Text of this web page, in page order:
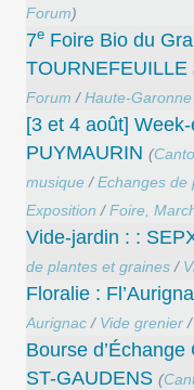
Forum)
7e Foire Bio du
TOURNEFEUILLE
Forum /Haute-Garonne
[3 et 4 août]
PUYMAURIN (
musique /Echanges de
Exposition /Foire,
Vide-jardin : :
de plantes et graines /
Floralie :
Aurignac / Vide grenier /
Bourse d’Échange
ST-GAUDENS (